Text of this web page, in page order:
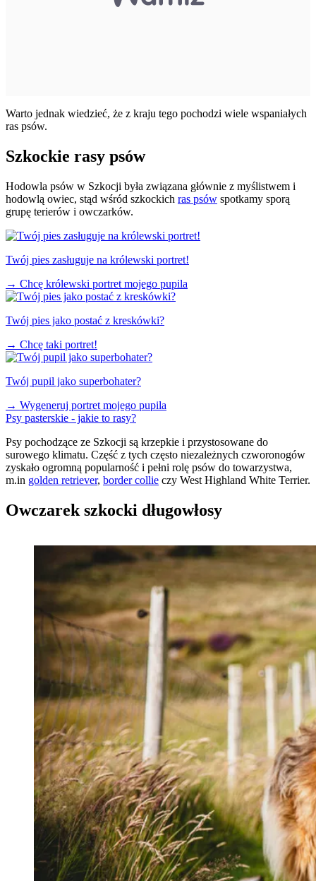
Warto jednak wiedzieć, że z kraju tego pochodzi wiele wspaniałych
ras psów.
Szkockie rasy psów
Hodowla psów w Szkocji była związana głównie z myślistwem i
hodowlą owiec, stąd wśród szkockich ras psów spotkamy sporą
grupę terierów i owczarków.
Twój pies zasługuje na królewski portret!
→ Chcę królewski portret mojego pupila
Twój pies jako postać z kreskówki?
→ Chcę taki portret!
Twój pupil jako superbohater?
→ Wygeneruj portret mojego pupila
Psy pasterskie - jakie to rasy?
Psy pochodzące ze Szkocji są krzepkie i przystosowane do
surowego klimatu. Część z tych często niezależnych czworonogów
zyskało ogromną popularność i pełni rolę psów do towarzystwa,
m.in golden retriever, border collie czy West Highland White Terrier.
Owczarek szkocki długowłosy